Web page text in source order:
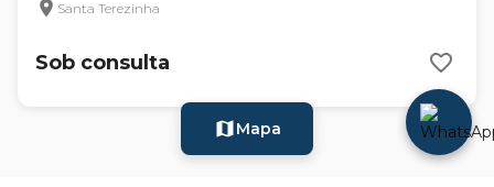
Santa Terezinha
Sob consulta
Mapa